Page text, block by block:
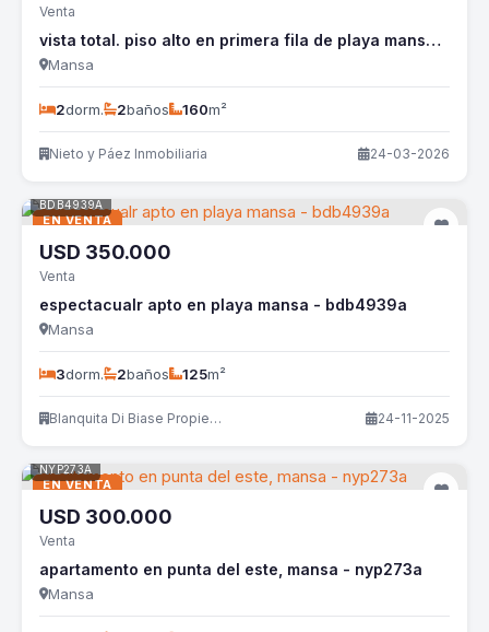
Venta
vista total. piso alto en primera fila de playa mansa, frente a imarangatu - nyp188a
Mansa
2dorm. 2baños 160m²
Nieto y Páez Inmobiliaria 24-03-2026
EN VENTA
BDB4939A
USD 350.000
Venta
espectacualr apto en playa mansa - bdb4939a
Mansa
3dorm. 2baños 125m²
Blanquita Di Biase Propiedades 24-11-2025
EN VENTA
NYP273A
USD 300.000
Venta
apartamento en punta del este, mansa - nyp273a
Mansa